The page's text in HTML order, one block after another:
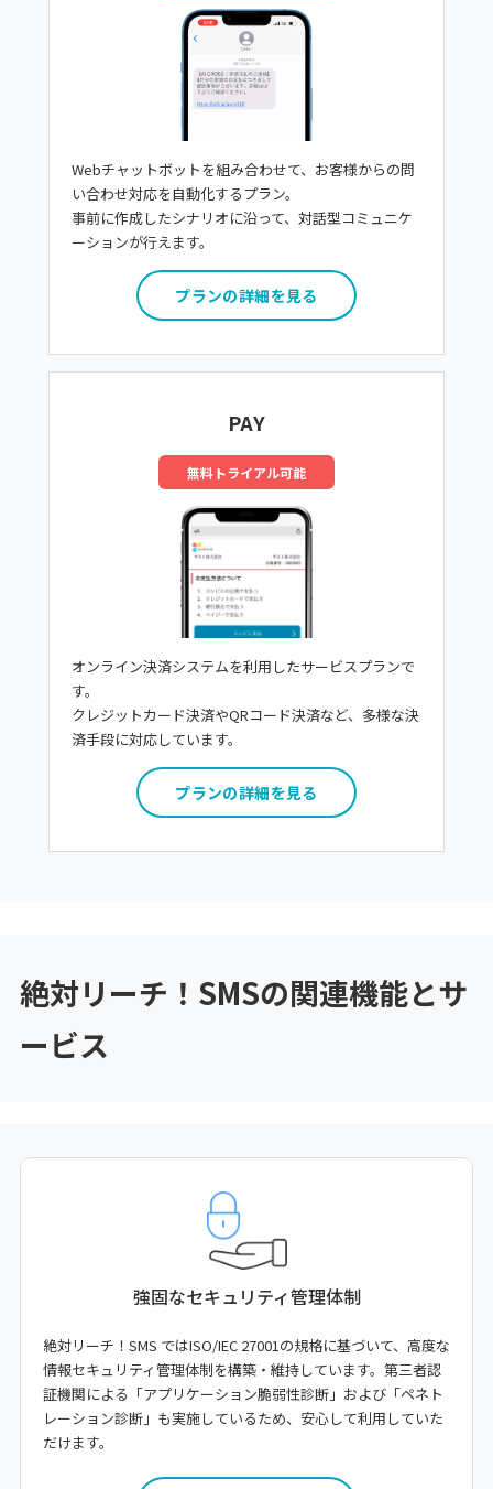
Webチャットボットを組み合わせて、お客様からの問
い合わせ対応を自動化するプラン。
事前に作成したシナリオに沿って、対話型コミュニケ
ーションが行えます。
プランの詳細を見る
PAY
無料トライアル可能
オンライン決済システムを利用したサービスプランで
す。
クレジットカード決済やQRコード決済など、多様な決
済手段に対応しています。
プランの詳細を見る
絶対リーチ！SMSの関連機能とサ
ービス
強固なセキュリティ管理体制
絶対リーチ！SMS ではISO/IEC 27001の規格に基づいて、高度な
情報セキュリティ管理体制を構築・維持しています。第三者認
証機関による「アプリケーション脆弱性診断」および「ペネト
レーション診断」も実施しているため、安心して利用していた
だけます。